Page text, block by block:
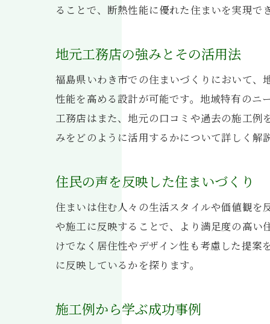
い
ることで、断熱性能に優れた住まいを実現で
地元工務店の強みとその活用法
福島県いわき市での住まいづくりにおいて
性能を高める設計が可能です。地域特有のニ
工務店はまた、地元の口コミや過去の施工
みをどのように活用するかについて詳しく解
住民の声を反映した住まいづくり
住まいは住む人々の生活スタイルや価値観を
や施工に反映することで、より満足度の高い
けでなく居住性やデザイン性も考慮した提
に反映しているかを探ります。
施工例から学ぶ成功事例